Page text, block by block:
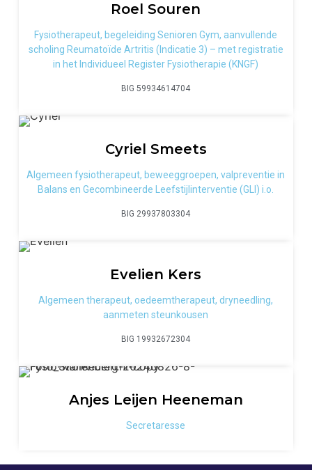
Roel Souren
Fysiotherapeut, begeleiding Senioren Gym, aanvullende
scholing Reumatoïde Artritis (Indicatie 3) – met registratie
in het Individueel Register Fysiotherapie (KNGF)
BIG 59934614704
Cyriel Smeets
Algemeen fysiotherapeut, beweeggroepen, valpreventie in
Balans en Gecombineerde Leefstijlinterventie (GLI) i.o.
BIG 29937803304
Evelien Kers
Algemeen therapeut, oedeemtherapeut, dryneedling,
aanmeten steunkousen
BIG 19932672304
Anjes Leijen Heeneman
Secretaresse